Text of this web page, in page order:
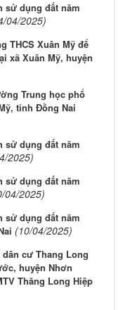
sử dụng đất năm
04/2025)
THCS Xuân Mỹ để
xã Xuân Mỹ, huyện
Trung học phổ
tỉnh Đồng Nai
sử dụng đất năm
2025)
sử dụng đất năm
04/2025)
sử dụng đất năm
(10/04/2025)
cư Thang Long
huyện Nhơn
Thăng Long Hiệp